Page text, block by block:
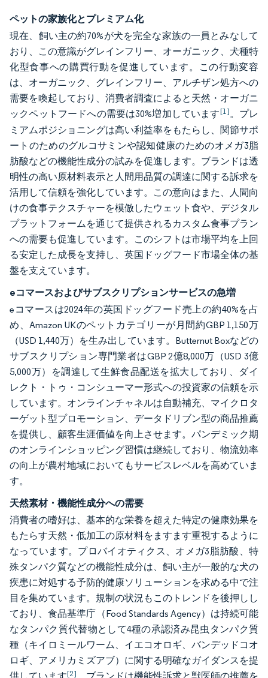
ペットの家族化とプレミアム化
現在、飼い主の約70%が犬を完全な家族の一員とみなして
おり、この意識がグレインフリー、オーガニック、犬種特
化型食事への購買行動を促進しています。この行動変容
は、オーガニック、グレインフリー、アルチザン処方への
需要を喚起しており、消費者調査によると天然・オーガニ
ックペットフードへの需要は30%増加しています[1]。プレ
ミアムポジショニングは高い利益率をもたらし、関節サポ
ートのためのグルコサミンや認知健康のためのオメガ3脂
肪酸などの機能性成分の試みを促進します。ブランドは透
明性の高い原材料表示と人間用品質の調達に関する訴求を
活用して信頼を強化しています。この意向はまた、人間向
けの食事テクスチャーを模倣したウェット食や、デジタル
プラットフォームを通じて提供されるカスタム食事プラン
への需要も促進しています。このシフトは市場平均を上回
る安定した成長を支持し、英国ドッグフード市場全体の基
盤を支えています。
eコマースおよびサブスクリプションサービスの急増
eコマースは2024年の英国ドッグフード売上の約40%を占
め、Amazon UKのペットカテゴリーが月間約GBP 1,150万
（USD 1,440万）を生み出しています。Butternut Boxなどの
サブスクリプション専門業者はGBP 2億8,000万（USD 3億
5,000万）を調達して生鮮食品配送を拡大しており、ダイ
レクト・トゥ・コンシューマー形式への投資家の信頼を示
しています。オンラインチャネルは自動補充、マイクロタ
ーゲット型プロモーション、データドリブン型の商品推薦
を提供し、顧客生涯価値を向上させます。パンデミック期
のオンラインショッピング習慣は継続しており、物流効率
の向上が農村地域においてもサービスレベルを高めていま
す。
天然素材・機能性成分への需要
消費者の嗜好は、基本的な栄養を超えた特定の健康効果を
もたらす天然・低加工の原材料をますます重視するように
なっています。プロバイオティクス、オメガ3脂肪酸、特
殊タンパク質などの機能性成分は、飼い主が一般的な犬の
疾患に対処する予防的健康ソリューションを求める中で注
目を集めています。規制の状況もこのトレンドを後押しし
ており、食品基準庁（Food Standards Agency）は持続可能
なタンパク質代替物として4種の承認済み昆虫タンパク質
種（キイロミールワーム、イエコオロギ、バンデッドコオ
ロギ、アメリカミズアブ）に関する明確なガイダンスを提
[2]